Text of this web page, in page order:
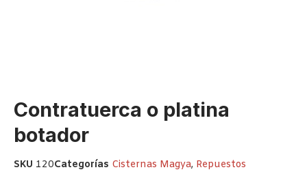
Contratuerca o platina
botador
SKU 120Categorías Cisternas Magya, Repuestos